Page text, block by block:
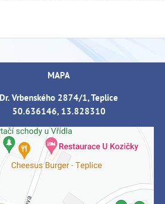
MAPA
Dr. Vrbenského 2874/1, Teplice
50.636146, 13.828310
obsah je blokován Volbami
soukromí